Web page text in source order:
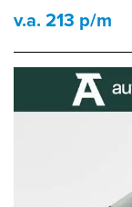
v.a. 213 p/m